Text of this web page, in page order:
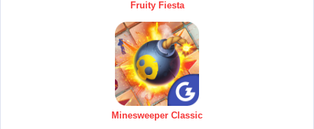
Fruity Fiesta
Minesweeper Classic